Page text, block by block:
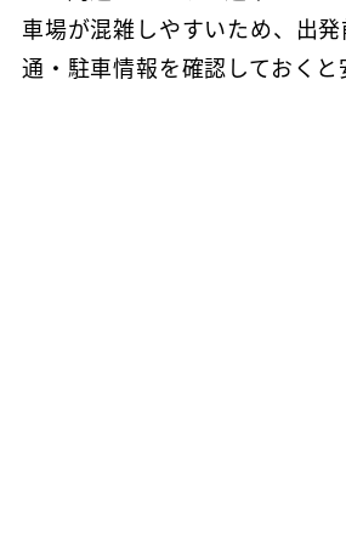
車場が混雑しやすいため、出
通・駐車情報を確認しておくと